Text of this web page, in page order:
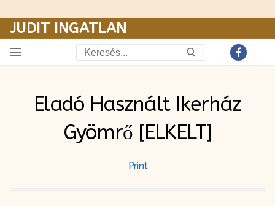
Ugrás
JUDIT INGATLAN
Eladó Használt Ikerház
Gyömrő [ELKELT]
Print